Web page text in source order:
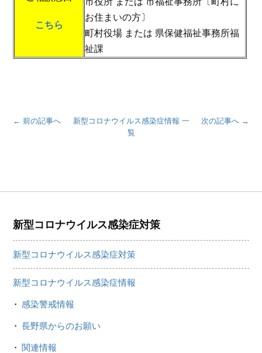
こちら
お住まいの方〕
町村役場 または 県保健福祉事務所福
祉課
← 前の記事へ 次の記事へ →
新型コロナウイルス感染症情報 一
覧
新型コロナウイルス感染症対策
新型コロナウイルス感染症対策
新型コロナウイルス感染症情報
感染警戒情報
長野県からのお願い
関連情報